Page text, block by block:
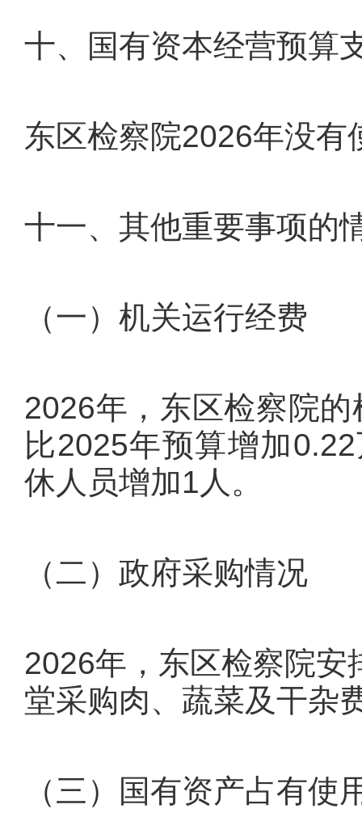
十、国有资本经营预算
东区检察院2026年没
十一、其他重要事项的
（一）机关运行经费
2026年，东区检察院
比2025年预算增加
休人员增加1人。
（二）政府采购情况
2026年，东区检察院
堂采购肉、蔬菜及干杂
（三）国有资产占有使